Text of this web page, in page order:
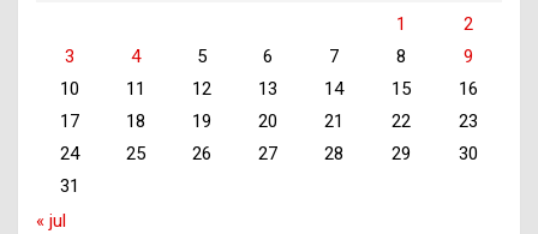
1
2
3
4 5 6 7 8
9
10
11 12 13 14 15
16
17
18 19 20 21 22
23
24
25 26 27 28 29
30
31
« jul